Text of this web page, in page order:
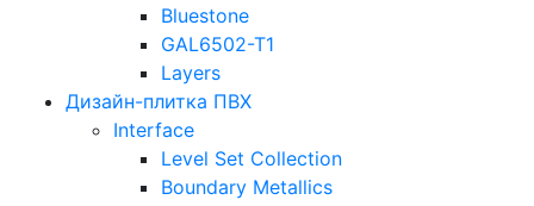
Bluestone
GAL6502-T1
Layers
Дизайн-плитка ПВХ
Interface
Level Set Collection
Boundary Metallics